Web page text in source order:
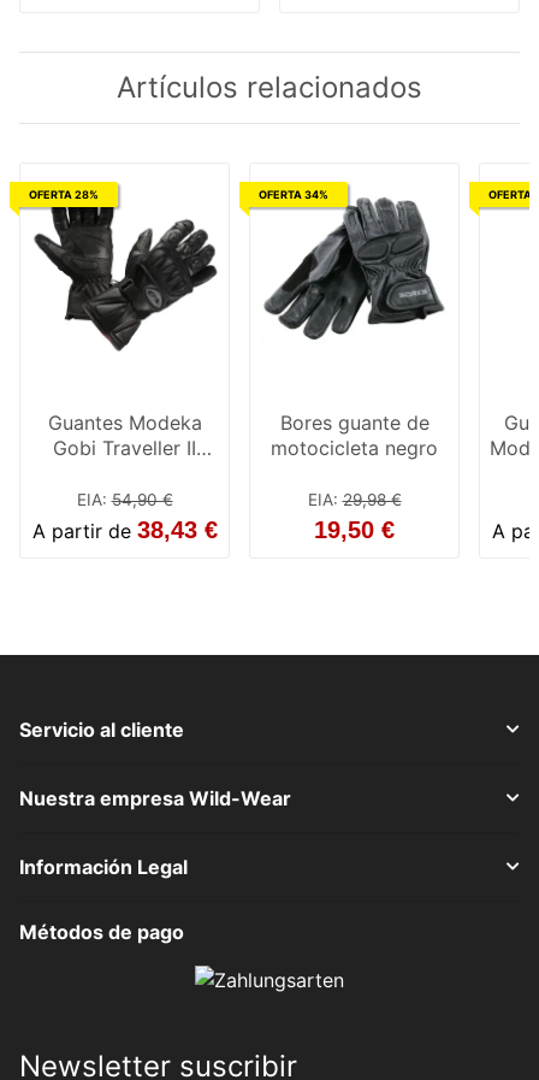
Artículos relacionados
OFERTA 28%
Guantes Modeka
Gobi Traveller II
EIA:54,90 €
A partir de 38,43 €
OFERTA 34%
Bores guante de
motocicleta negro
EIA:29,98 €
19,50 €
OFERTA
A
Servicio al cliente
Nuestra empresa Wild-Wear
Información Legal
Métodos de pago
Newsletter suscribir